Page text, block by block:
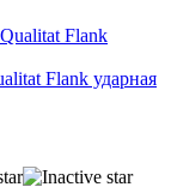
Flank ударная